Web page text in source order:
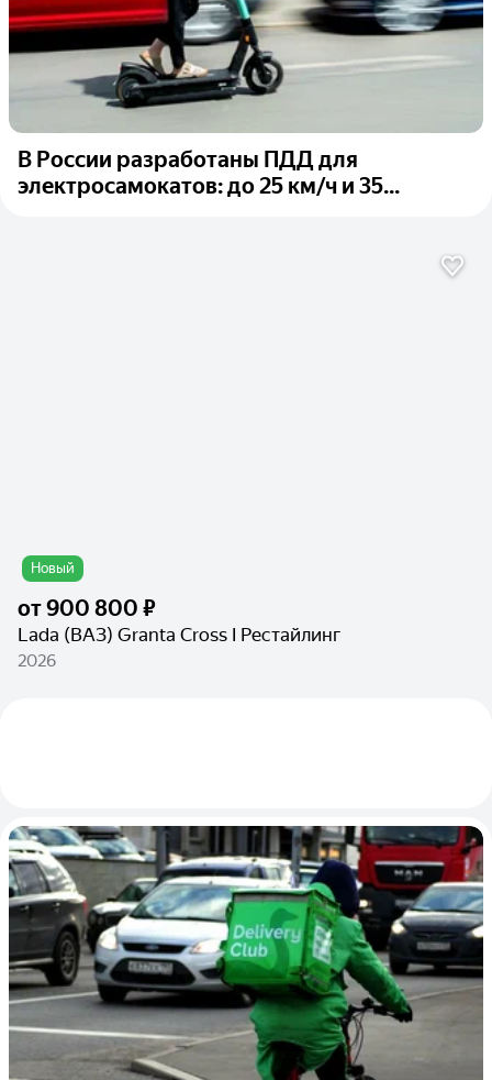
В России разработаны ПДД для
электросамокатов: до 25 км/ч и 35...
Новый
от900 800 ₽
Lada (ВАЗ) Granta Cross I Рестайлинг
2026